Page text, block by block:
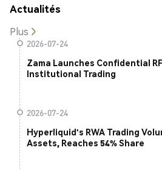
Actualités
Plus
2026-07-24
Zama Launches Confidential
Institutional Trading
2026-07-24
Hyperliquid's RWA Trading
Assets, Reaches 54% Share